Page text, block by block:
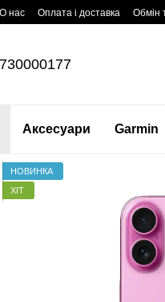
основного контенту
О нас Оплата і доставка Обмін
Аксесуари Garmin
НОВИНКА
ХІТ